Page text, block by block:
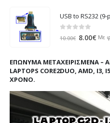
was:
12.00€.
τιμή
είναι:
USB to RS232
out of 5
10.00€ Original
10.00€.
8.00€ ΗΜε
ΕΠΏΝΥΜΑ ΜΕΤΑΧΕΙΡΙΣΜΈΝΑ –
LAPTOPS CORE2DUO, AMD,
ΧΡΌΝΟ.